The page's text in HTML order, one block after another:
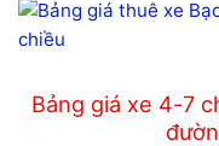
Bảng giá xe 4-7